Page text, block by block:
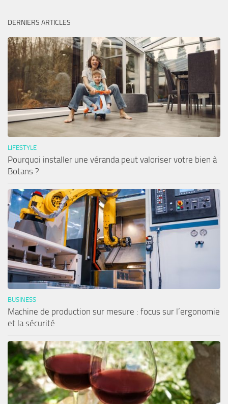
DERNIERS ARTICLES
LIFESTYLE
Pourquoi installer une véranda peut valoriser votre bien à
Botans ?
BUSINESS
Machine de production sur mesure : focus sur l’ergonomie
et la sécurité